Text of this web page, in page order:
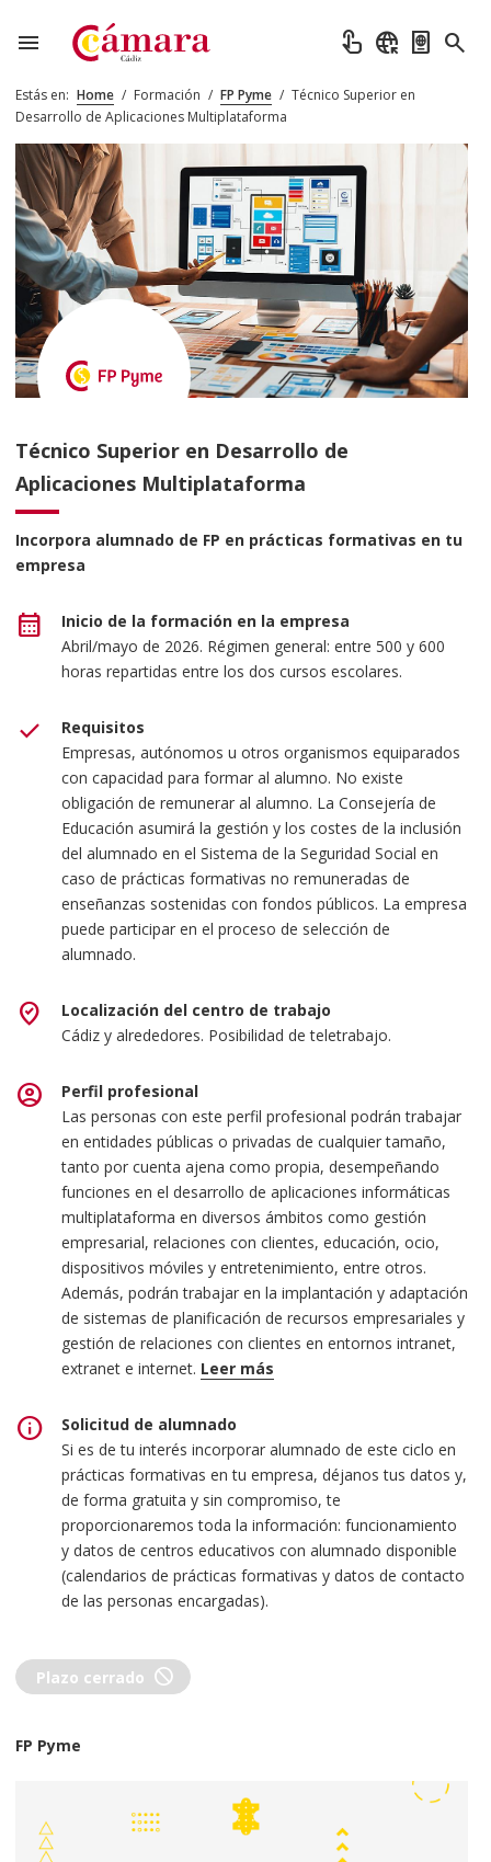
menu touch_app captive_portal passport search
Estás en: Home / Formación / FP Pyme / Técnico Superior en
Desarrollo de Aplicaciones Multiplataforma
Técnico Superior en Desarrollo de
Aplicaciones Multiplataforma
Incorpora alumnado de FP en prácticas formativas en tu
empresa
calendar_month
Inicio de la formación en la empresa
Abril/mayo de 2026. Régimen general: entre 500 y 600
horas repartidas entre los dos cursos escolares.
check
Requisitos
Empresas, autónomos u otros organismos equiparados
con capacidad para formar al alumno. No existe
obligación de remunerar al alumno. La Consejería de
Educación asumirá la gestión y los costes de la inclusión
del alumnado en el Sistema de la Seguridad Social en
caso de prácticas formativas no remuneradas de
enseñanzas sostenidas con fondos públicos. La empresa
puede participar en el proceso de selección de
alumnado.
where_to_vote
Localización del centro de trabajo
Cádiz y alrededores. Posibilidad de teletrabajo.
account_circle
Perfil profesional
Las personas con este perfil profesional podrán trabajar
en entidades públicas o privadas de cualquier tamaño,
tanto por cuenta ajena como propia, desempeñando
funciones en el desarrollo de aplicaciones informáticas
multiplataforma en diversos ámbitos como gestión
empresarial, relaciones con clientes, educación, ocio,
dispositivos móviles y entretenimiento, entre otros.
Además, podrán trabajar en la implantación y adaptación
de sistemas de planificación de recursos empresariales y
gestión de relaciones con clientes en entornos intranet,
extranet e internet. Leer más
son los siguientes:
Desarrollando aplicaciones informáticas para la
gestión empresarial y de negocio.
Desarrollando aplicaciones de propósito general.
Desarrollando aplicaciones en el ámbito del
entretenimiento y la informática móvil.
info
Solicitud de alumnado
Si es de tu interés incorporar alumnado de este ciclo en
prácticas formativas en tu empresa, déjanos tus datos y,
de forma gratuita y sin compromiso, te
proporcionaremos toda la información: funcionamiento
y datos de centros educativos con alumnado disponible
(calendarios de prácticas formativas y datos de contacto
de las personas encargadas).
Plazo cerrado block
FP Pyme